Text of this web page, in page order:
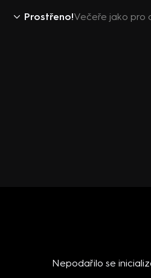
Prostřeno!Večeře jako pro
Nepodařilo se